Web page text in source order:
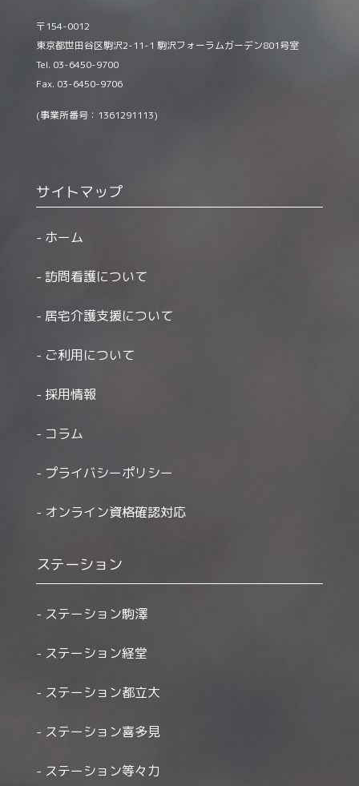
〒154-0012
東京都世田谷区駒沢2-11-1 駒沢フォーラムガーデン801号室
Tel. 03-6450-9700
Fax. 03-6450-9706
(事業所番号：1361291113)
サイトマップ
ホーム
訪問看護について
居宅介護支援について
ご利用について
採用情報
コラム
プライバシーポリシー
オンライン資格確認対応
ステーション
ステーション駒澤
ステーション経堂
ステーション都立大
ステーション喜多見
ステーション等々力